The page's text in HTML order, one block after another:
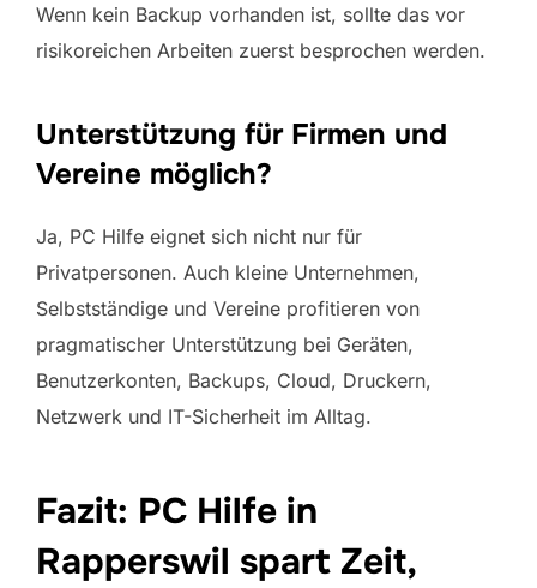
Wenn kein Backup vorhanden ist, sollte das vor
risikoreichen Arbeiten zuerst besprochen werden.
Unterstützung für Firmen und
Vereine möglich?
Ja, PC Hilfe eignet sich nicht nur für
Privatpersonen. Auch kleine Unternehmen,
Selbstständige und Vereine profitieren von
pragmatischer Unterstützung bei Geräten,
Benutzerkonten, Backups, Cloud, Druckern,
Netzwerk und IT-Sicherheit im Alltag.
Fazit: PC Hilfe in
Rapperswil spart Zeit,